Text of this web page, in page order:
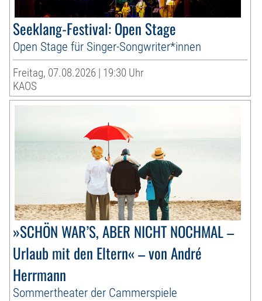
Seeklang-Festival: Open Stage
Open Stage für Singer-Songwriter*innen
Freitag, 07.08.2026 | 19:30 Uhr
KAOS
»SCHÖN WAR’S, ABER NICHT NOCHMAL –
Urlaub mit den Eltern« – von André
Herrmann
Sommertheater der Cammerspiele